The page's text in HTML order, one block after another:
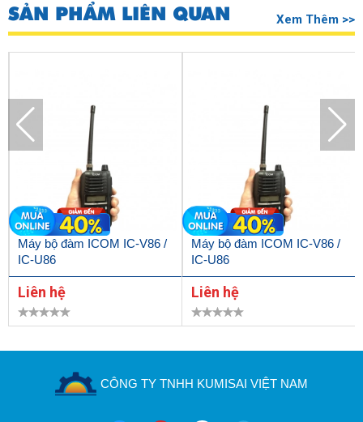
SẢN PHẨM LIÊN QUAN Xem Thêm >>
Máy bộ đàm ICOM IC-V86 /
IC-U86
Liên hệ
Máy bộ đàm ICOM IC-V86 /
IC-U86
Liên hệ
CÔNG TY TNHH KUMISAI VIỆT NAM